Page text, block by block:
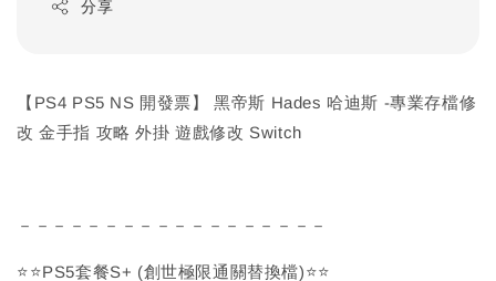
分享
【PS4 PS5 NS 開發票】 黑帝斯 Hades 哈迪斯 -專業存檔修
改 金手指 攻略 外掛 遊戲修改 Switch
－－－－－－－－－－－－－－－－－－
⭐⭐PS5套餐S+ (創世極限通關替換檔)⭐⭐